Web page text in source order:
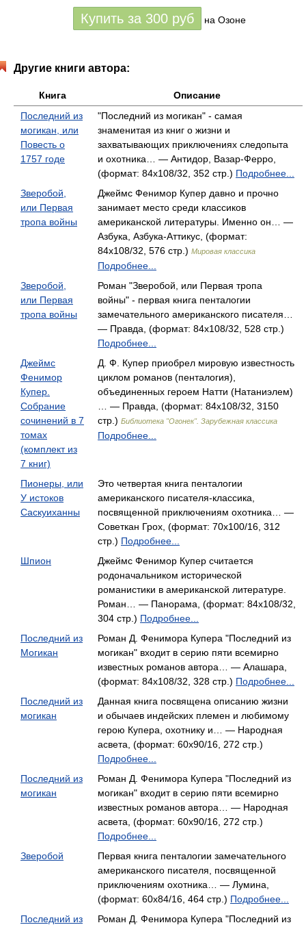
Купить за 300 руб на Озоне
Другие книги автора:
Книга
Описание
Последний из
могикан, или
Повесть о
1757 годе
"Последний из могикан" - самая
знаменитая из книг о жизни и
захватывающих приключениях следопыта
и охотника… — Антидор, Вазар-Ферро,
(формат: 84x108/32, 352 стр.) Подробнее...
Зверобой,
или Первая
тропа войны
Джеймс Фенимор Купер давно и прочно
занимает место среди классиков
американской литературы. Именно он… —
Азбука, Азбука-Аттикус, (формат:
84x108/32, 576 стр.) Мировая классика
Подробнее...
Зверобой,
или Первая
тропа войны
Роман "Зверобой, или Первая тропа
войны" - первая книга пенталогии
замечательного американского писателя…
— Правда, (формат: 84x108/32, 528 стр.)
Подробнее...
Джеймс
Фенимор
Купер.
Собрание
сочинений в 7
томах
(комплект из
7 книг)
Д. Ф. Купер приобрел мировую известность
циклом романов (пенталогия),
объединенных героем Натти (Натаниэлем)
… — Правда, (формат: 84x108/32, 3150
стр.) Библиотека "Огонек". Зарубежная классика
Подробнее...
Пионеры, или
У истоков
Саскуиханны
Это четвертая книга пенталогии
американского писателя-классика,
посвященной приключениям охотника… —
Советкан Грох, (формат: 70x100/16, 312
стр.) Подробнее...
Шпион
Джеймс Фенимор Купер считается
родоначальником исторической
романистики в американской литературе.
Роман… — Панорама, (формат: 84x108/32,
304 стр.) Подробнее...
Последний из
Могикан
Роман Д. Фенимора Купера "Последний из
могикан" входит в серию пяти всемирно
известных романов автора… — Алашара,
(формат: 84x108/32, 328 стр.) Подробнее...
Последний из
могикан
Данная книга посвящена описанию жизни
и обычаев индейских племен и любимому
герою Купера, охотнику и… — Народная
асвета, (формат: 60x90/16, 272 стр.)
Подробнее...
Последний из
могикан
Роман Д. Фенимора Купера "Последний из
могикан" входит в серию пяти всемирно
известных романов автора… — Народная
асвета, (формат: 60x90/16, 272 стр.)
Подробнее...
Зверобой
Первая книга пенталогии замечательного
американского писателя, посвященной
приключениям охотника… — Лумина,
(формат: 60x84/16, 464 стр.) Подробнее...
Последний из
Роман Д. Фенимора Купера "Последний из